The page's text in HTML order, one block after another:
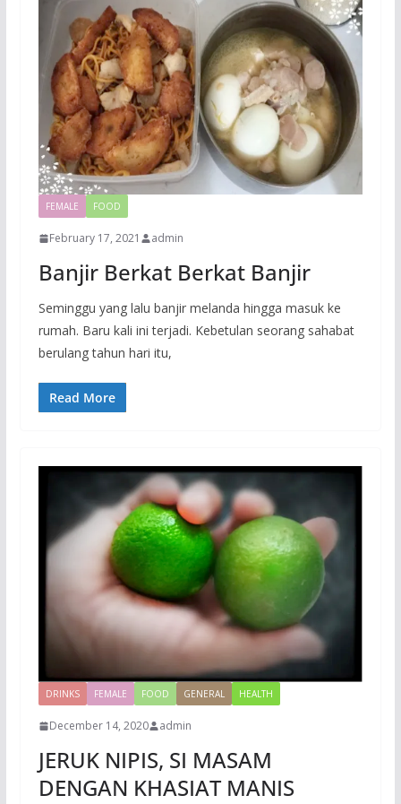
FEMALE FOOD
February 17, 2021 admin
Banjir Berkat Berkat Banjir
Seminggu yang lalu banjir melanda hingga masuk ke
rumah. Baru kali ini terjadi. Kebetulan seorang sahabat
berulang tahun hari itu,
Read More
DRINKS FEMALE FOOD GENERAL HEALTH
December 14, 2020 admin
JERUK NIPIS, SI MASAM
DENGAN KHASIAT MANIS